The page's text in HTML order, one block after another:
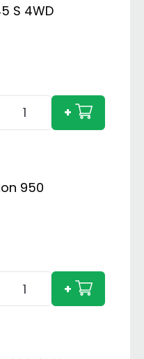
Case
+
Claas
Axion
+